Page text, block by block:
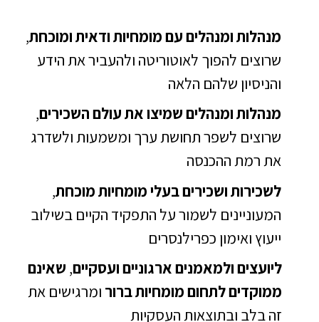
מנהלותומנהלים עם מומחיות ודאית ומוכחת,
שרוצים להפוך לאוטוריטה ולהעביר את הידע
והניסיון שלהם הלאה
מנהלות ומנהלים שמיצו את עולם השכירים,
שרוצים לשפר תחושת ערך ומשמעות ולשדרג
את רמת ההכנסה
לשכירות ושכירים בעלי מומחיות מוכחת,
המעוניינים לשמור על התפקיד הקיים בשילוב
ייעוץ ואימון כפרילנסרים
ליועצים ולמאמניםארגוניים ועסקיים, שאינם
ממוקדים לתחום מומחיות ברור ומרגישים את
זה בלב ובתוצאות העסקיות